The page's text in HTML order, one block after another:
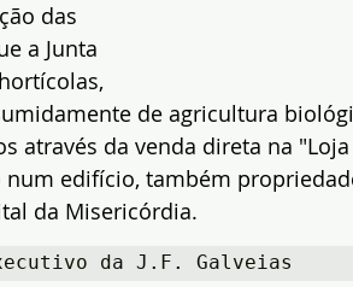
das
a Junta
de agricultura
através da venda direta na
num edifício, também
da Misericórdia.
da J.F. Galveias